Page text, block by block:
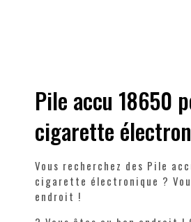
Pile accu 18650
cigarette
Vous recherchez des Pile
cigarette électronique ?
endroit !